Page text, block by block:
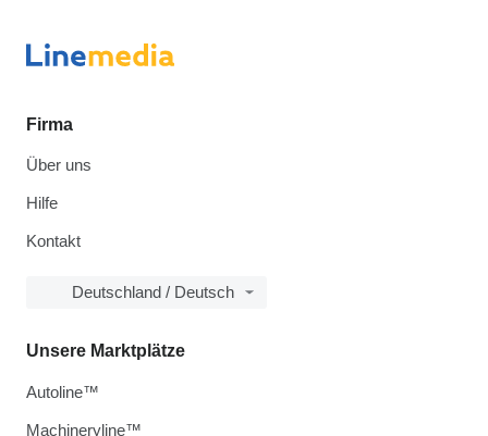
Firma
Über uns
Hilfe
Kontakt
Deutschland / Deutsch
Unsere Marktplätze
Autoline™
Machineryline™